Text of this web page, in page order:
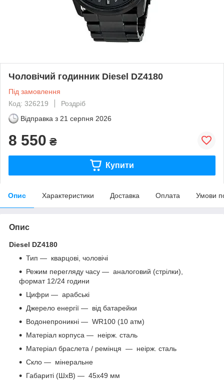
Чоловічий годинник Diesel DZ4180
Під замовлення
Код: 326219
Роздріб
Відправка з 21 серпня 2026
8 550 ₴
Купити
Опис Характеристики Доставка Оплата Умови
Опис
Diesel DZ4180 ​
Тип — кварцові, чоловічі
Режим перегляду часу ― аналоговий (стрілки),
формат 12/24 години
Цифри — арабські
Джерело енергії ― від батарейки
Водонепроникні ― WR100 (10 атм)
Матеріал корпуса ― неірж. сталь
Матеріал браслета / ремінця ― неірж. сталь
Скло ― мінеральне
Габариті (ШхВ) — 45x49 мм